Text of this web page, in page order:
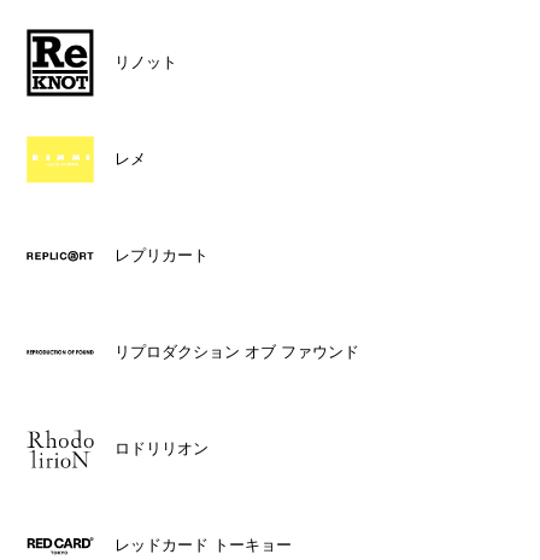
リノット
レメ
レプリカート
リプロダクション オブ ファウンド
ロドリリオン
レッドカード トーキョー